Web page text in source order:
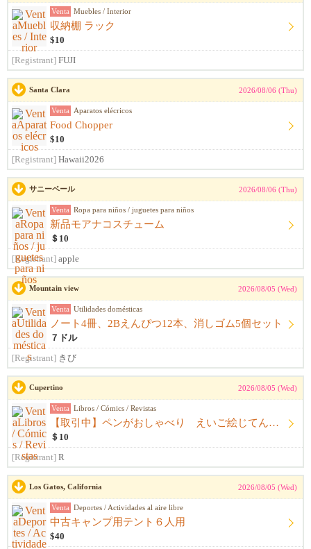
Venta Muebles / Interior
収納棚 ラック
$10
[Registrant] FUJI
Santa Clara 2026/08/06 (Thu)
Venta Aparatos elécricos
Food Chopper
$10
[Registrant] Hawaii2026
サニーベール 2026/08/06 (Thu)
Venta Ropa para niños / juguetes para niños
新品モアナコスチューム
＄10
[Registrant] apple
Mountain view 2026/08/05 (Wed)
Venta Utilidades domésticas
ノート4冊、2Bえんぴつ12本、消しゴム5個セット
７ドル
[Registrant] きび
Cupertino 2026/08/05 (Wed)
Venta Libros / Cómics / Revistas
【取引中】ペンがおしゃべり えいご絵じてん セット
＄10
[Registrant] R
Los Gatos, California 2026/08/05 (Wed)
Venta Deportes / Actividades al aire libre
中古キャンプ用テント６人用
$40